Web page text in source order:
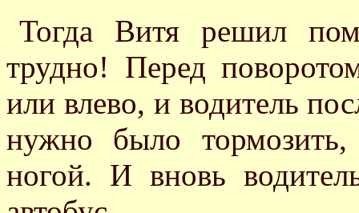
Тогда Витя решил
трудно! Перед
или влево, и водитель
нужно было
ногой. И вновь